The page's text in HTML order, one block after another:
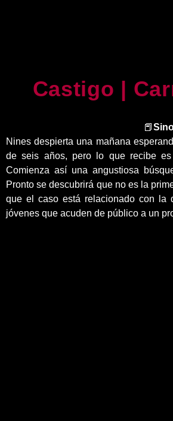
Castigo |
📕
Nines despierta una mañana
de seis años, pero lo que recibe
Comienza así una angustiosa
Pronto se descubrirá que no es la
que el caso está relacionado con la
jóvenes que acuden de público a un